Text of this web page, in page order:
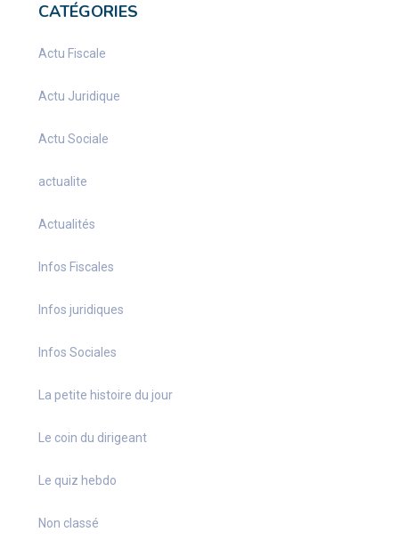
CATÉGORIES
Actu Fiscale
Actu Juridique
Actu Sociale
actualite
Actualités
Infos Fiscales
Infos juridiques
Infos Sociales
La petite histoire du jour
Le coin du dirigeant
Le quiz hebdo
Non classé